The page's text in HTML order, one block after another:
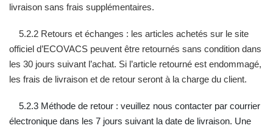
livraison sans frais supplémentaires.
5.2.2 Retours et échanges : les articles achetés sur le site
officiel d’ECOVACS peuvent être retournés sans condition dans
les 30 jours suivant l’achat. Si l’article retourné est endommagé,
les frais de livraison et de retour seront à la charge du client.
5.2.3 Méthode de retour : veuillez nous contacter par courrier
électronique dans les 7 jours suivant la date de livraison. Une